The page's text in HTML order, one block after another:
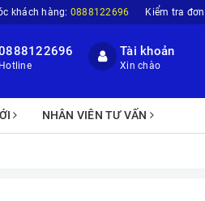
khách hàng: 0888122696 Kiểm tra
Hotline
Tài khoản
Xin chào
NHÂN VIÊN TƯ VẤN